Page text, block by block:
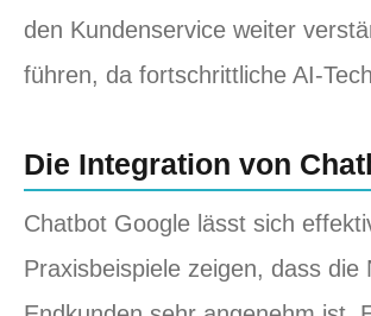
den Kundenservice weiter
führen, da fortschrittliche AI-
Die Integration von
Chatbot Google lässt sich
Praxisbeispiele zeigen, dass